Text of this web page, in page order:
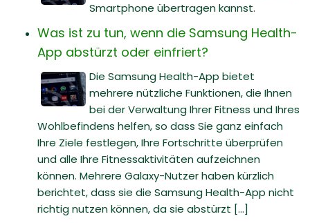
Smartphone übertragen kannst.
Was ist zu tun, wenn die Samsung Health-
App abstürzt oder einfriert?
Die Samsung Health-App bietet
mehrere nützliche Funktionen, die Ihnen
bei der Verwaltung Ihrer Fitness und Ihres
Wohlbefindens helfen, so dass Sie ganz einfach
Ihre Ziele festlegen, Ihre Fortschritte überprüfen
und alle Ihre Fitnessaktivitäten aufzeichnen
können. Mehrere Galaxy-Nutzer haben kürzlich
berichtet, dass sie die Samsung Health-App nicht
richtig nutzen können, da sie abstürzt [...]